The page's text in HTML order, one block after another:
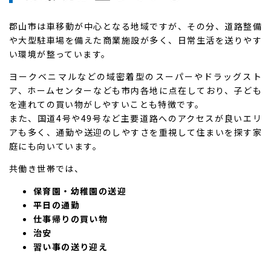
郡山市は車移動が中心となる地域ですが、その分、道路整備
や大型駐車場を備えた商業施設が多く、日常生活を送りやす
い環境が整っています。
ヨークベニマルなどの域密着型のスーパーやドラッグスト
ア、ホームセンターなども市内各地に点在しており、子ども
を連れての買い物がしやすいことも特徴です。
また、国道4号や49号など主要道路へのアクセスが良いエリ
アも多く、通勤や送迎のしやすさを重視して住まいを探す家
庭にも向いています。
共働き世帯では、
保育園・幼稚園の送迎
平日の通勤
仕事帰りの買い物
治安
習い事の送り迎え